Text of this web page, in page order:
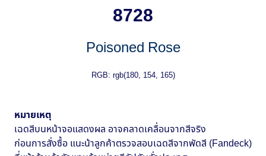
8728
Poisoned Rose
RGB: rgb(180, 154, 165)
หมายเหตุ
เฉดสีบนหน้าจอแสดงผล อาจคลาดเคลื่อนจากสีจริง
ก่อนการสั่งซื้อ แนะน้าลูกค้าตรวจสอบเฉดสีจากพัดสี (Fandeck)